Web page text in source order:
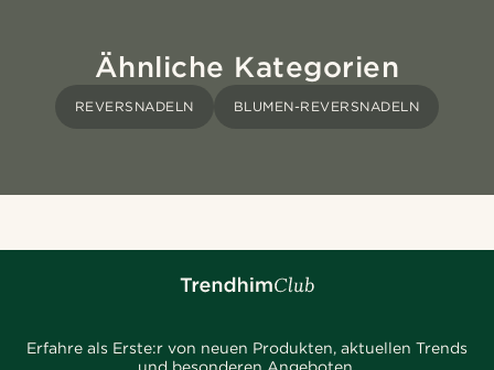
Ähnliche Kategorien
REVERSNADELN BLUMEN-REVERSNADELN
Erfahre als Erste:r von neuen Produkten, aktuellen Trends